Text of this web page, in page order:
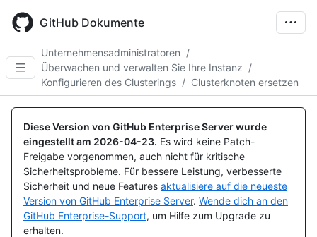
main
GitHub Dokumente
Unternehmensadministratoren /
Überwachen und verwalten Sie Ihre Instanz /
Konfigurieren des Clusterings / Clusterknoten ersetzen
Diese Version von GitHub Enterprise Server wurde
eingestellt am 2026-04-23. Es wird keine Patch-
Freigabe vorgenommen, auch nicht für kritische
Sicherheitsprobleme. Für bessere Leistung, verbesserte
Sicherheit und neue Features aktualisiere auf die neueste
Version von GitHub Enterprise Server. Wende dich an den
GitHub Enterprise-Support, um Hilfe zum Upgrade zu
erhalten.